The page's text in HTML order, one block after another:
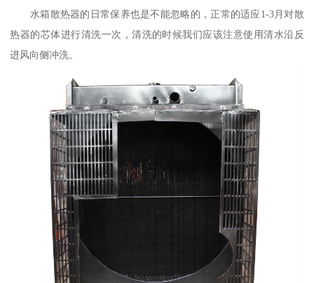
水箱散热器的日常保养也是不能忽略的，正常的适应1-3月对散
热器的芯体进行清洗一次，清洗的时候我们应该注意使用清水沿反
进风向侧冲洗。